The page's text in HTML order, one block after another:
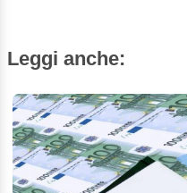
Leggi anche: